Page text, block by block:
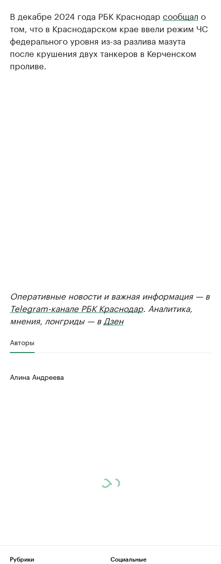
В декабре 2024 года РБК Краснодар сообщал о
том, что в Краснодарском крае ввели режим ЧС
федерального уровня из-за разлива мазута
после крушения двух танкеров в Керченском
проливе.
Оперативные новости и важная информация — в
Telegram-канале РБК Краснодар. Аналитика,
мнения, лонгриды — в Дзен
Авторы
Алина Андреева
Рубрики
Социальные